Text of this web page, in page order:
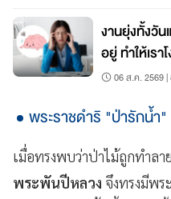
งานยุ่งทั้งวั
อยู่ ทำให้เรา
06 ส.ค. 2569 |
พระราชดำริ "ป่ารักน้ำ
เมื่อทรงพบว่าป่าไม้ถูกทำล
พระพันปีหลวง จึงทรงมีพร